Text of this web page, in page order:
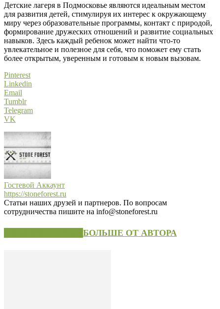
Детские лагеря в Подмосковье являются идеальным местом
для развития детей, стимулируя их интерес к окружающему
миру через образовательные программы, контакт с природой,
формирование дружеских отношений и развитие социальных
навыков. Здесь каждый ребенок может найти что-то
увлекательное и полезное для себя, что поможет ему стать
более открытым, уверенным и готовым к новым вызовам.
Pinterest
Linkedin
Email
Tumblr
Telegram
VK
Гостевой Аккаунт
https://stoneforest.ru
Статьи наших друзей и партнеров. По вопросам
сотрудничества пишите на info@stoneforest.ru
БОЛЬШЕ ОТ АВТОРА